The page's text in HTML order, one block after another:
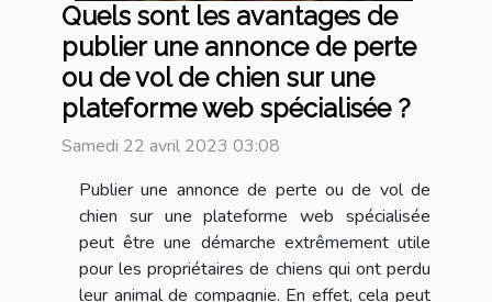
Quels sont les avantages de
publier une annonce de perte
ou de vol de chien sur une
plateforme web spécialisée ?
Samedi 22 avril 2023 03:08
Publier une annonce de perte ou de vol de
chien sur une plateforme web spécialisée
peut être une démarche extrêmement utile
pour les propriétaires de chiens qui ont perdu
leur animal de compagnie. En effet, cela peut